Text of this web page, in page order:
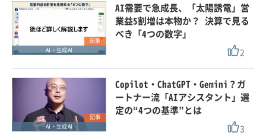
記事
AI・生成AI
AI需要で急成長、「太陽誘電」営
業益5割増は本物か？ 決算で見る
べき「4つの数字」
2
記事
AI・生成AI
Copilot・ChatGPT・Gemini？ガ
ートナー流「AIアシスタント」選
定の“4つの基準”とは
3